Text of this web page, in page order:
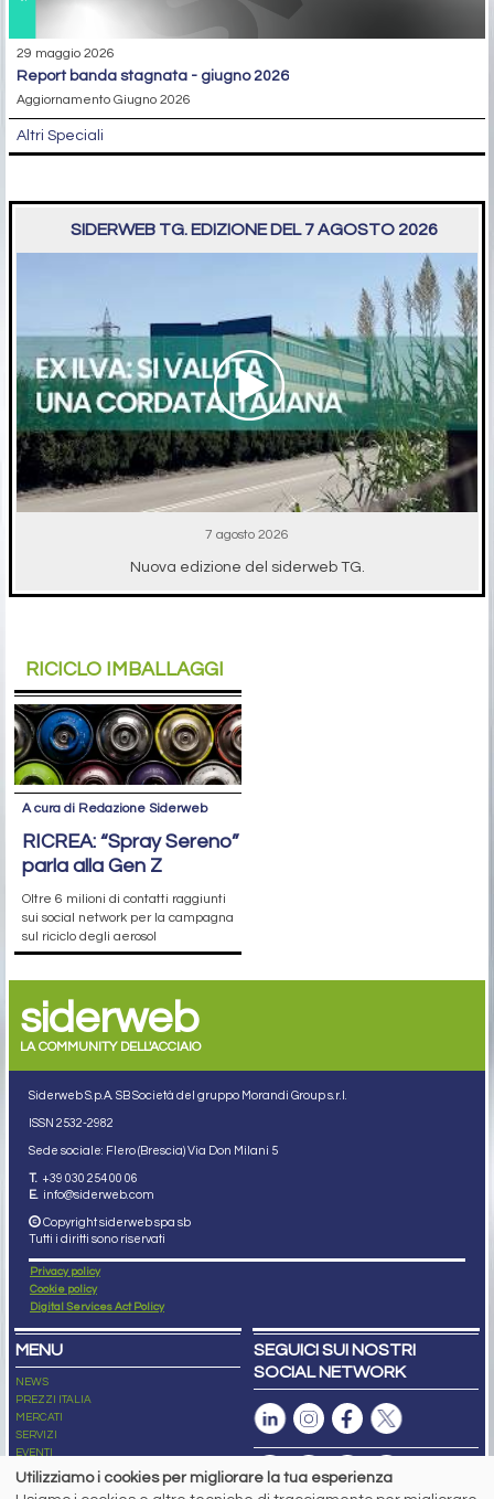
29 maggio 2026
report banda stagnata - giugno 2026
Aggiornamento Giugno 2026
Altri Speciali
SIDERWEB TG. EDIZIONE DEL 7 AGOSTO 2026
7 agosto 2026
Nuova edizione del siderweb TG.
RICICLO IMBALLAGGI
A cura di Redazione Siderweb
RICREA: “Spray Sereno”
parla alla Gen Z
Oltre 6 milioni di contatti raggiunti
sui social network per la campagna
sul riciclo degli aerosol
siderweb
LA COMMUNITY DELL'ACCIAIO
Siderweb S.p.A. SB Società del gruppo Morandi Group s.r.l.
ISSN 2532-2982
Sede sociale: Flero (Brescia) Via Don Milani 5
T. +39 030 254 00 06
E. info@siderweb.com
Copyright siderweb spa sb
Tutti i diritti sono riservati
Privacy policy
Cookie policy
Digital Services Act Policy
MENU
NEWS
PREZZI ITALIA
MERCATI
SERVIZI
EVENTI
ABBONAMENTI
SEGUICI SUI NOSTRI
SOCIAL NETWORK
Utilizziamo i cookies per migliorare la tua esperienza